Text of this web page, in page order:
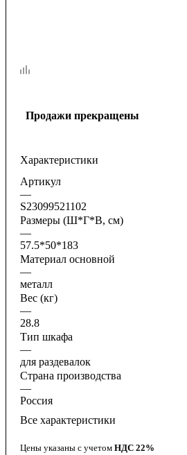
Продажи прекращены
Характеристики
Артикул
—
S23099521102
Размеры (Ш*Г*В, см)
—
57.5*50*183
Материал основной
—
металл
Вес (кг)
—
28.8
Тип шкафа
—
для раздевалок
Страна производства
—
Россия
Все характеристики
Цены указаны с учетом НДС 22%